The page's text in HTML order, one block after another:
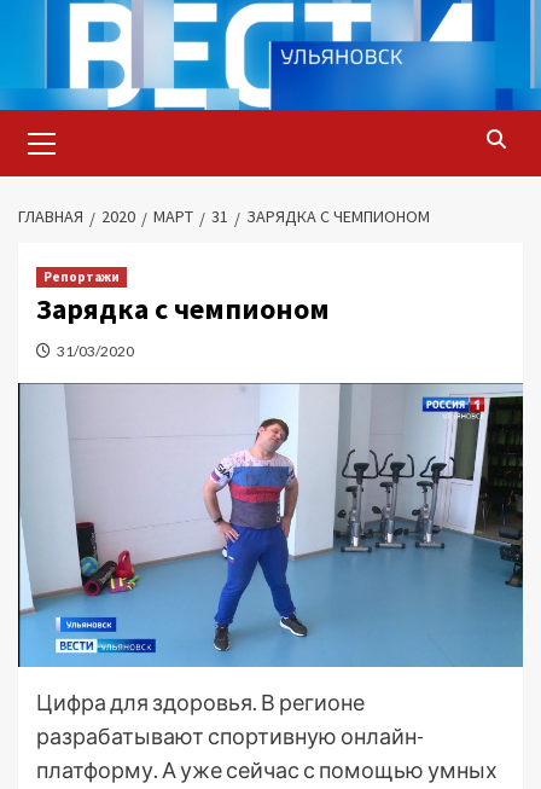
содержимому
меню
ГЛАВНАЯ 2020 МАРТ 31 ЗАРЯДКА С ЧЕМПИОНОМ
Репортажи
Зарядка с чемпионом
31/03/2020
Цифра для здоровья. В регионе
разрабатывают спортивную онлайн-
платформу. А уже сейчас с помощью умных